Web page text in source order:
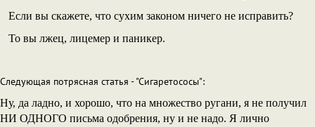
Если вы скажете, что сухим законом ничего не исправить?
То вы лжец, лицемер и паникер.
Следующая потрясная статья - "Сигаретососы":
Ну, да ладно, и хорошо, что на множество ругани, я не получил
НИ ОДНОГО письма одобрения, ну и не надо. Я лично